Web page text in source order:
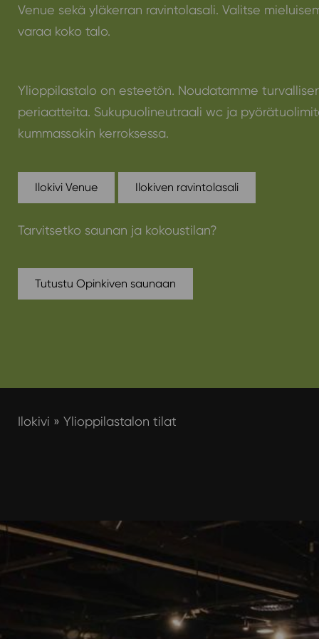
Ilokivi » Ylioppilastalon tilat
Venue sekä yläkerran ravintolasali. Valitse
varaa koko talo.
Ylioppilastalo on esteetön. Noudatamme
periaatteita. Sukupuolineutraali wc ja
kummassakin kerroksessa.
Ilokivi Venue Ilokiven ravintolasali
Tarvitsetko saunan ja kokoustilan?
Tutustu Opinkiven saunaan